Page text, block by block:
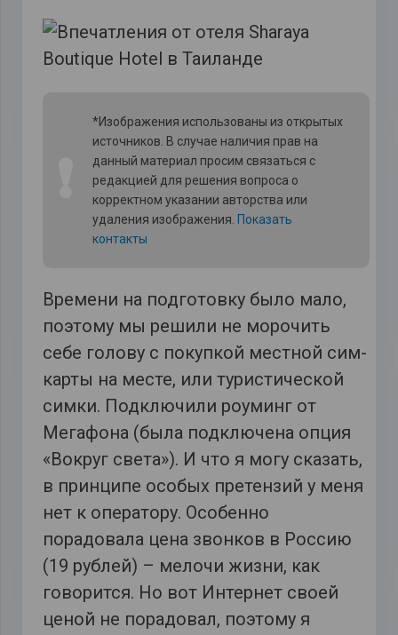
*Изображения использованы из открытых
источников. В случае наличия прав на
данный материал просим связаться с
редакцией для решения вопроса о
корректном указании авторства или
удаления изображения. Показать
контакты
Времени на подготовку было мало,
поэтому мы решили не морочить
себе голову с покупкой местной сим-
карты на месте, или туристической
симки. Подключили роуминг от
Мегафона (была подключена опция
«Вокруг света»). И что я могу сказать,
в принципе особых претензий у меня
нет к оператору. Особенно
порадовала цена звонков в Россию
(19 рублей) – мелочи жизни, как
говорится. Но вот Интернет своей
ценой не порадовал, поэтому я